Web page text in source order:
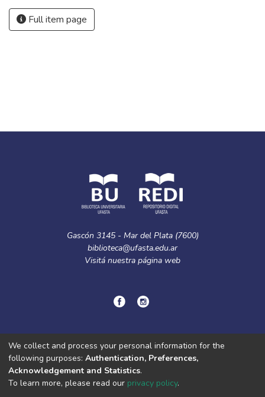
Full item page
Gascón 3145 - Mar del Plata (7600)
biblioteca@ufasta.edu.ar
Visitá nuestra página web
© Copyright2024.Política de privacidad.
DSpace software copyright © 2002-2026
Cookie
Privacy
End User
We collect and process your personal information for the
following purposes: Authentication, Preferences,
Acknowledgement and Statistics.
To learn more, please read our privacy policy.